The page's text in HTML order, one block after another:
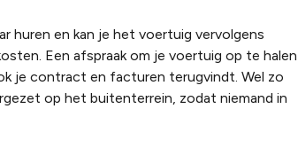
huren en kan je het voertuig vervolgens
Een afspraak om je voertuig op te halen
je contract en facturen terugvindt. Wel zo
op het buitenterrein, zodat niemand in